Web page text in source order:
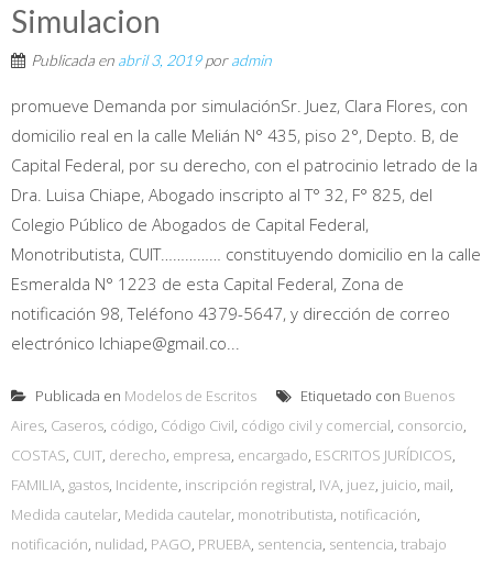
Simulacion
Publicada en abril 3, 2019poradmin
promueve Demanda por simulaciónSr. Juez, Clara Flores, con
domicilio real en la calle Melián N° 435, piso 2°, Depto. B, de
Capital Federal, por su derecho, con el patrocinio letrado de la
Dra. Luisa Chiape, Abogado inscripto al T° 32, F° 825, del
Colegio Público de Abogados de Capital Federal,
Monotributista, CUIT…………… constituyendo domicilio en la calle
Esmeralda N° 1223 de esta Capital Federal, Zona de
notificación 98, Teléfono 4379-5647, y dirección de correo
electrónico lchiape@gmail.co...
Publicada en Modelos de Escritos Etiquetado con Buenos
Aires, Caseros, código, Código Civil, código civil y comercial, consorcio,
COSTAS, CUIT, derecho, empresa, encargado, ESCRITOS JURÍDICOS,
FAMILIA, gastos, Incidente, inscripción registral, IVA, juez, juicio, mail,
Medida cautelar, Medida cautelar, monotributista, notificación,
notificación, nulidad, PAGO, PRUEBA, sentencia, sentencia, trabajo